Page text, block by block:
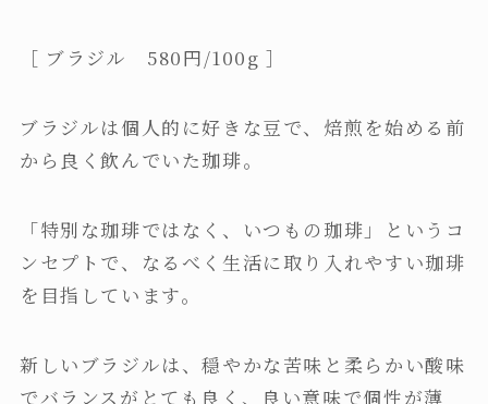
［ ブラジル 580円/100g ］
ブラジルは個人的に好きな豆で、焙煎を始める前
から良く飲んでいた珈琲。
「特別な珈琲ではなく、いつもの珈琲」というコ
ンセプトで、なるべく生活に取り入れやすい珈琲
を目指しています。
新しいブラジルは、穏やかな苦味と柔らかい酸味
でバランスがとても良く、良い意味で個性が薄